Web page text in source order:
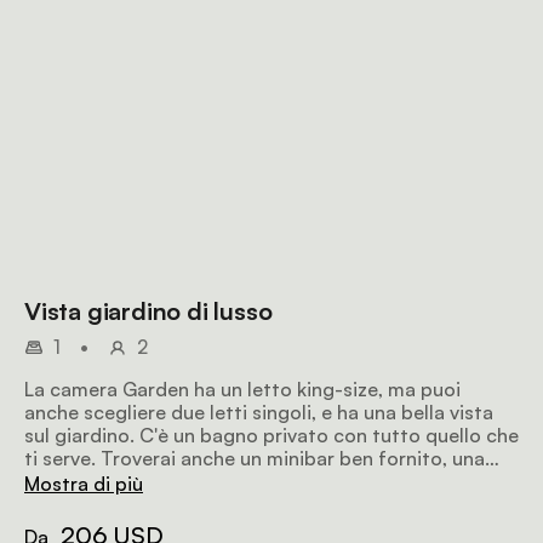
Vista giardino di lusso
1 •
2
La camera Garden ha un letto king-size, ma puoi
anche scegliere due letti singoli, e ha una bella vista
sul giardino. C'è un bagno privato con tutto quello che
ti serve. Troverai anche un minibar ben fornito, una
macchina da caffè Nespresso e una TV.
Mostra di più
Da 206 USD